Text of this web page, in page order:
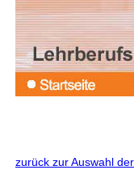
zurück zur Auswahl